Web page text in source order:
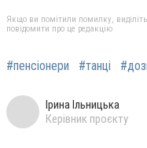
Якщо ви помітили помилку,
повідомити про це редакцію
#пенсіонери #танці
Ірина Ільницька
Керівник проєкту